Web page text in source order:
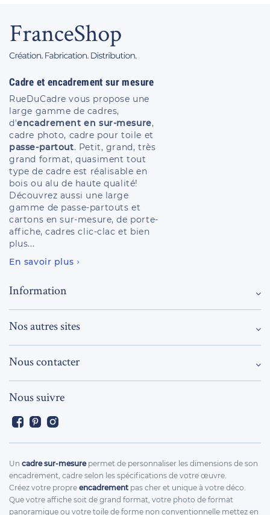
Cadre et encadrement sur mesure
RueDuCadre vous propose une
large gamme de cadres,
d'encadrement en sur-mesure,
cadre photo, cadre pour toile et
passe-partout. Petit, grand, très
grand format, quasiment tout
type de cadre est réalisable en
bois ou alu de haute qualité!
Découvrez aussi une large
gamme de passe-partouts et
cartons en sur-mesure, de porte-
affiche, cadres clic-clac et bien
plus...
En savoir plus
Information
Nos autres sites
Nous contacter
Nous suivre
FacebookPinterest
Un cadre sur-mesurepermet de personnaliser les dimensions de son
encadrement, cadre selon les spécifications de votre œuvre.
Créez votre propre encadrement pas cher et unique à votre déco.
Que votre affiche soit de grand format, votre photo de format
panoramique ou votre toile de forme non conventionnelle mettez en